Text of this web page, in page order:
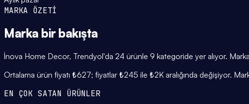
MARKA ÖZETİ
Marka bir bakışta
İnova Home Decor, Trendyol'da 24 ürünle 9 kategoride yer alıyor.
Ortalama ürün fiyatı ₺627; fiyatlar ₺245 ile ₺2K aralığında değişiyor.
EN ÇOK SATAN ÜRÜNLER